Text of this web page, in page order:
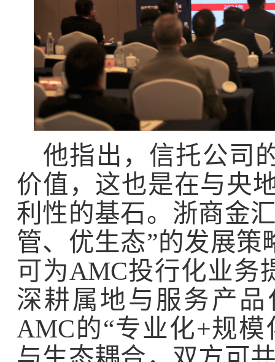
他指出，信托公司
价值，这也是在与央
利性的基石。浙商金
管、优生态”的发展策
可为AMC投行化业务
深耕属地与服务产
AMC的“专业化+规模